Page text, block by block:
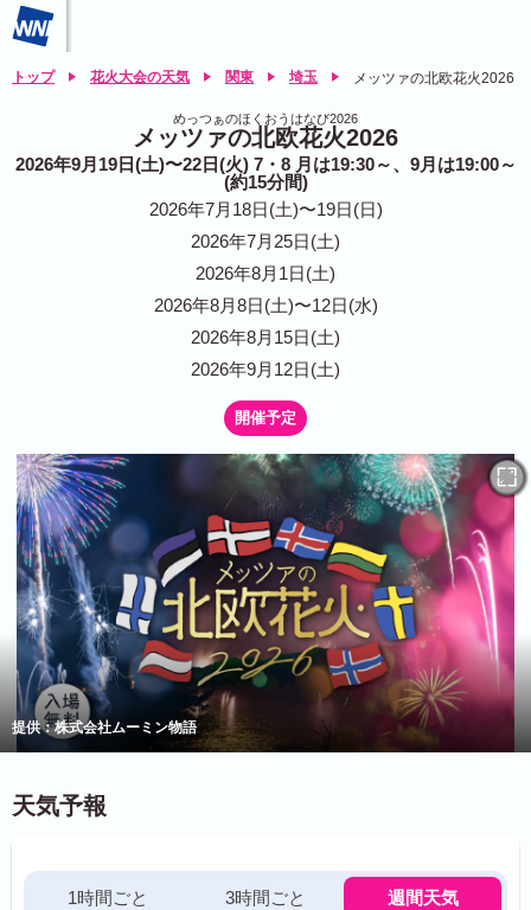
トップ 花火大会の天気 関東 埼玉 メッツァの北欧花火2026
めっつぁのほくおうはなび2026
メッツァの北欧花火2026
2026年9月19日(土)〜22日(火) 7・8 月は19:30～、9月は19:00～
(約15分間)
2026年7月18日(土)〜19日(日)
2026年7月25日(土)
2026年8月1日(土)
2026年8月8日(土)〜12日(水)
2026年8月15日(土)
2026年9月12日(土)
開催予定
提供：株式会社ムーミン物語
天気予報
1時間ごと 3時間ごと 週間天気